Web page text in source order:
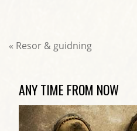
« Resor & guidning
ANY TIME FROM NOW